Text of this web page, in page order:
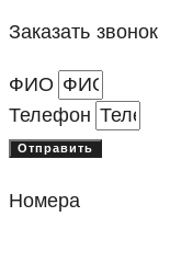
Заказать звонок
ФИО
Телефон
Отправить
Номера